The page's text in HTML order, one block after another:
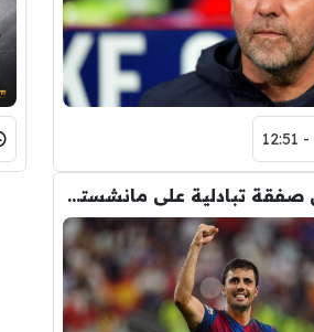
برشلونة يعرض صفقة تبادلية على مانشستر سيتي